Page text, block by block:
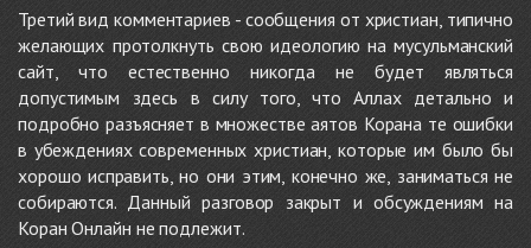
Третий вид комментариев - сообщения от христиан, типично
желающих протолкнуть свою идеологию на мусульманский
сайт, что естественно никогда не будет являться
допустимым здесь в силу того, что Аллах детально и
подробно разъясняет в множестве аятов Корана те ошибки
в убеждениях современных христиан, которые им было бы
хорошо исправить, но они этим, конечно же, заниматься не
собираются. Данный разговор закрыт и обсуждениям на
Коран Онлайн не подлежит.